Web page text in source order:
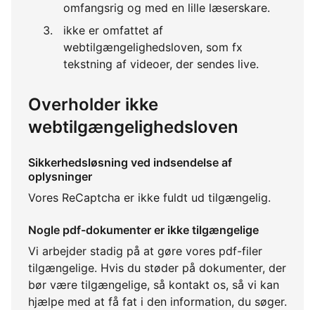
omfangsrig og med en lille læserskare.
ikke er omfattet af
webtilgængelighedsloven, som fx
tekstning af videoer, der sendes live.
Overholder ikke
webtilgængelighedsloven
Sikkerhedsløsning ved indsendelse af
oplysninger
Vores ReCaptcha er ikke fuldt ud tilgængelig.
Nogle pdf-dokumenter er ikke tilgængelige
Vi arbejder stadig på at gøre vores pdf-filer
tilgængelige. Hvis du støder på dokumenter, der
bør være tilgængelige, så kontakt os, så vi kan
hjælpe med at få fat i den information, du søger.